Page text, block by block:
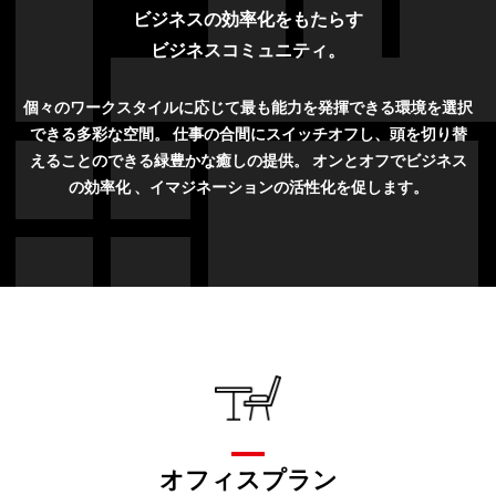
ビジネスの効率化をもたらす
ビジネスコミュニティ。
個々のワークスタイルに応じて最も能力を発揮できる環境を選択
できる多彩な空間。 仕事の合間にスイッチオフし、頭を切り替
えることのできる緑豊かな癒しの提供。 オンとオフでビジネス
の効率化 、イマジネーションの活性化を促します。
オフィスプラン